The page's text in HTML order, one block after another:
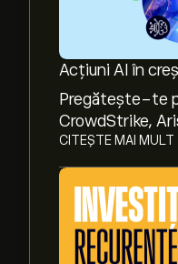
Acțiuni AI în
Pregătește-te
CrowdStrike,
CITEȘTE MAI MULT
Prețul actual al